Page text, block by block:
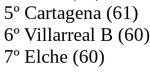
5º Cartagena (61)
6º Villarreal B (60)
7º Elche (60)